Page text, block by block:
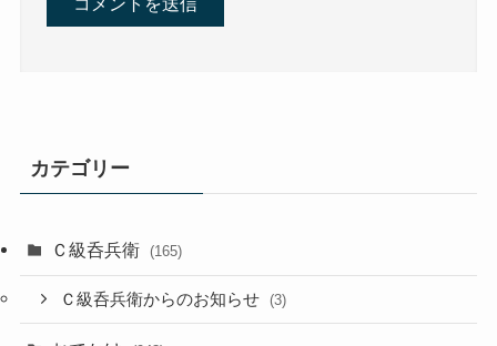
カテゴリー
Ｃ級呑兵衛 (165)
Ｃ級呑兵衛からのお知らせ (3)